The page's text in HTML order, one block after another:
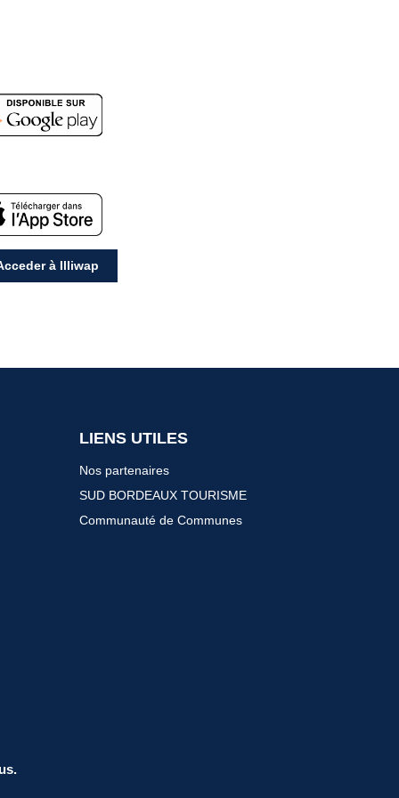
à Illiwap
LIENS UTILES
Nos partenaires
SUD BORDEAUX TOURISME
Communauté de Communes